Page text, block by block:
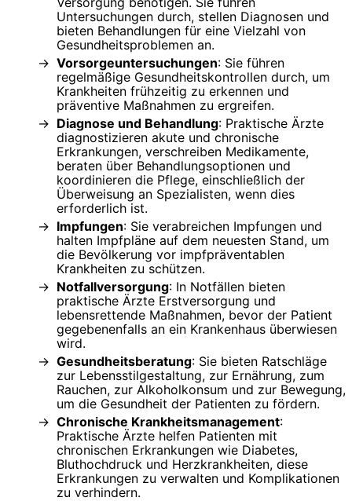
Untersuchungen durch, stellen Diagnosen und
bieten Behandlungen für eine Vielzahl von
Gesundheitsproblemen an.
Vorsorgeuntersuchungen: Sie führen
regelmäßige Gesundheitskontrollen durch, um
Krankheiten frühzeitig zu erkennen und
präventive Maßnahmen zu ergreifen.
Diagnose und Behandlung: Praktische Ärzte
diagnostizieren akute und chronische
Erkrankungen, verschreiben Medikamente,
beraten über Behandlungsoptionen und
koordinieren die Pflege, einschließlich der
Überweisung an Spezialisten, wenn dies
erforderlich ist.
Impfungen: Sie verabreichen Impfungen und
halten Impfpläne auf dem neuesten Stand, um
die Bevölkerung vor impfpräventablen
Krankheiten zu schützen.
Notfallversorgung: In Notfällen bieten
praktische Ärzte Erstversorgung und
lebensrettende Maßnahmen, bevor der Patient
gegebenenfalls an ein Krankenhaus überwiesen
wird.
Gesundheitsberatung: Sie bieten Ratschläge
zur Lebensstilgestaltung, zur Ernährung, zum
Rauchen, zur Alkoholkonsum und zur Bewegung,
um die Gesundheit der Patienten zu fördern.
Chronische Krankheitsmanagement:
Praktische Ärzte helfen Patienten mit
chronischen Erkrankungen wie Diabetes,
Bluthochdruck und Herzkrankheiten, diese
Erkrankungen zu verwalten und Komplikationen
zu verhindern.